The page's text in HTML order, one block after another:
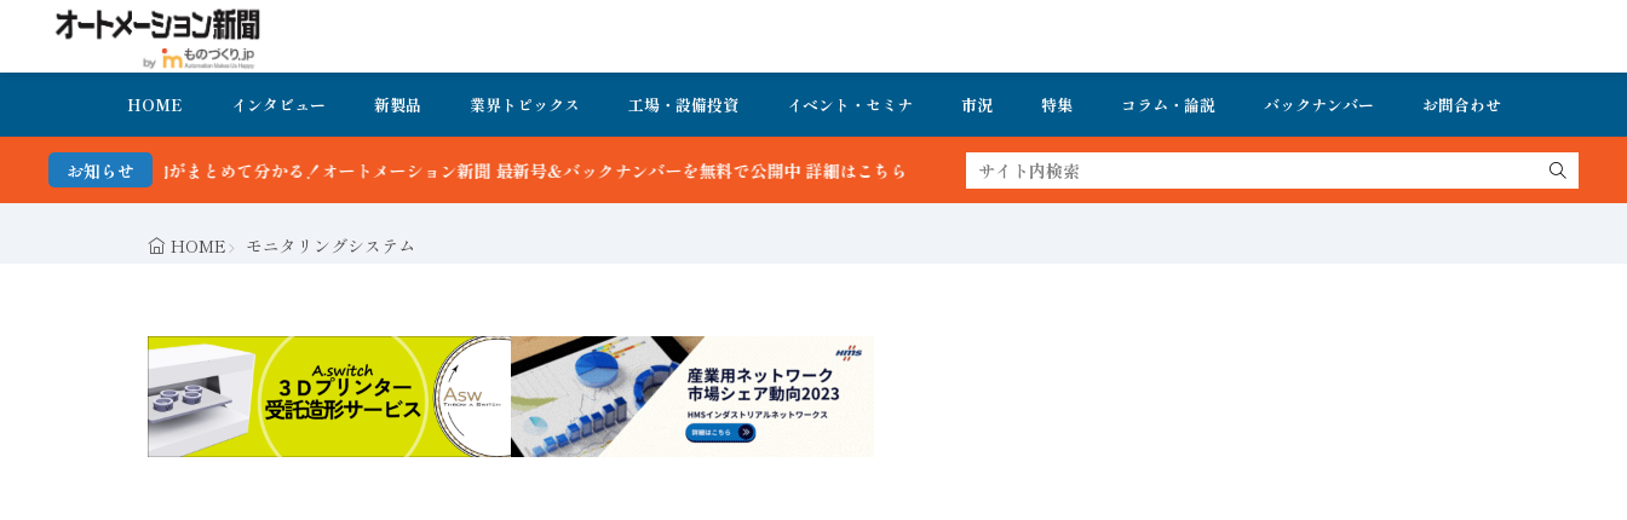
HOME インタビュー 新製品 業界トピックス 工場・設備投資 イベント・セミナ 市況 特集 コラム・論説 バックナンバー お問合わせ
お知らせ
とめて分かる！オートメーション新聞 最新号＆バックナンバーを無料で公開中 詳細はこちら
HOME モニタリングシステム